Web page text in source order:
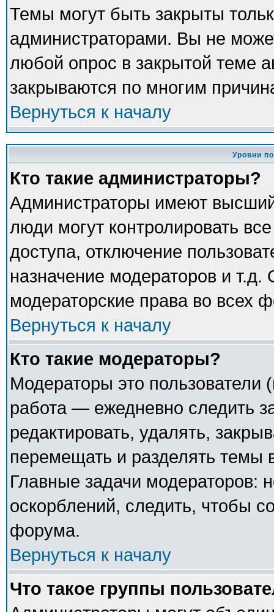
Темы могут быть закрыты
администраторами. Вы не
любой опрос в закрытой теме
закрываются по многим
Вернуться к началу
Уровни
Кто такие администраторы?
Администраторы имеют
люди могут контролировать
доступа, отключение
назначение модераторов и
модераторские права во всех
Вернуться к началу
Кто такие модераторы?
Модераторы это пользователи
работа — ежедневно следить
редактировать, удалять,
перемещать и разделять темы
Главные задачи модераторов:
оскорблений, следить, чтобы
форума.
Вернуться к началу
Что такое группы